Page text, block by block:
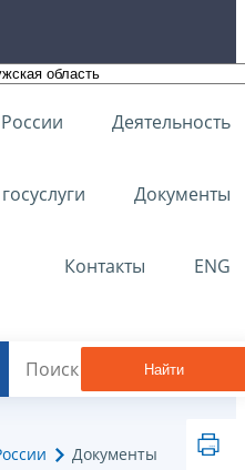
Деятельность
Документы
Контакты ENG
Найти
Документы